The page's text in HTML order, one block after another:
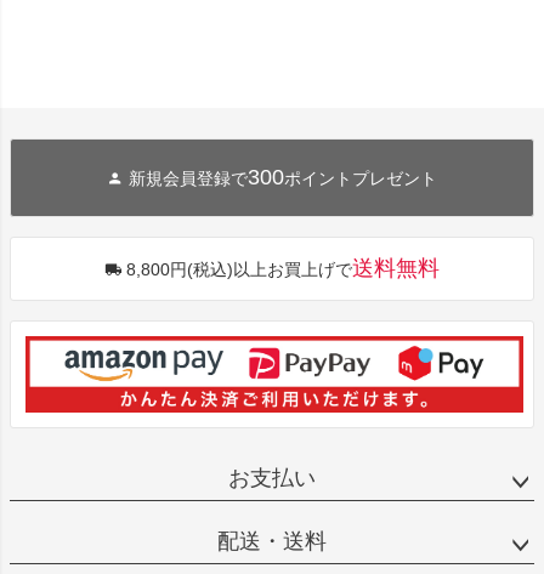
新規会員登録で300ポイントプレゼント
8,800円(税込)以上お買上げで送料無料
お支払い
配送・送料